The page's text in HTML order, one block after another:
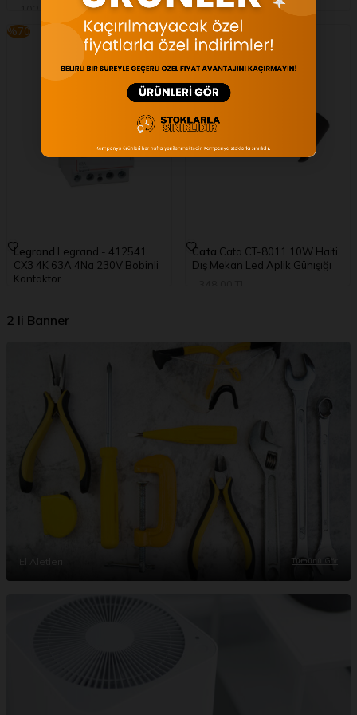
51,42TL
CT-5260
174,00TL
69,60 TL
%70
Legrand Legrand - 412541
CX3 4K 63A 4Na 230V Bobinli
Kontaktör
%60
Cata Cata CT-8011 10W Haiti
Dış Mekan Led Aplik Günışığı
2 li Banner
Tümünü Gör